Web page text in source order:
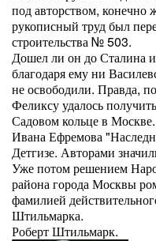
под авторством, конечно
рукописный труд был
строительства № 503.
Дошел ли он до Сталина
благодаря ему ни
не освободили. Правда,
Феликсу удалось
Садовом кольце в
Ивана Ефремова
Детгизе. Авторами
Уже потом решением
района города Москвы
фамилией
Штильмарка.
Роберт Штильмарк.